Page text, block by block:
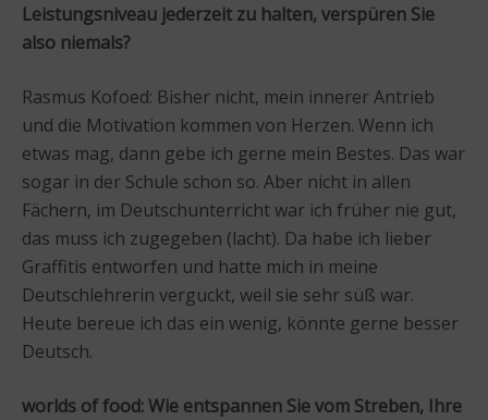
Leistungsniveau jederzeit zu halten, verspüren Sie
also niemals?
Rasmus Kofoed: Bisher nicht, mein innerer Antrieb
und die Motivation kommen von Herzen. Wenn ich
etwas mag, dann gebe ich gerne mein Bestes. Das war
sogar in der Schule schon so. Aber nicht in allen
Fächern, im Deutschunterricht war ich früher nie gut,
das muss ich zugegeben (lacht). Da habe ich lieber
Graffitis entworfen und hatte mich in meine
Deutschlehrerin verguckt, weil sie sehr süß war.
Heute bereue ich das ein wenig, könnte gerne besser
Deutsch.
worlds of food:Wie entspannen Sie vom Streben, Ihre